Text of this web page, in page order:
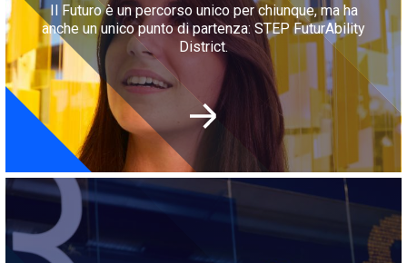
Il Futuro è un percorso unico per chiunque, ma ha
anche un unico punto di partenza: STEP FuturAbility
District.
Immagine